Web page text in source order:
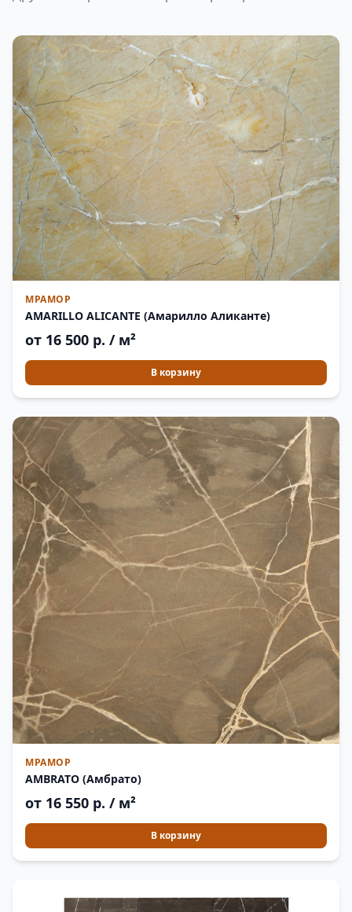
МРАМОР
AMARILLO ALICANTE (Амарилло Аликанте)
от 16 500 р. / м²
В корзину
МРАМОР
AMBRATO (Амбрато)
от 16 550 р. / м²
В корзину